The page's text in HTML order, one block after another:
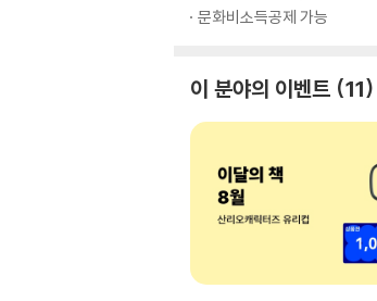
문화비소득공제 가능
이 분야의 이벤트 11